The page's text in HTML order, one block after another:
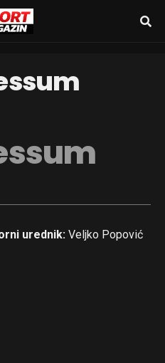
urednik: Veljko Popović